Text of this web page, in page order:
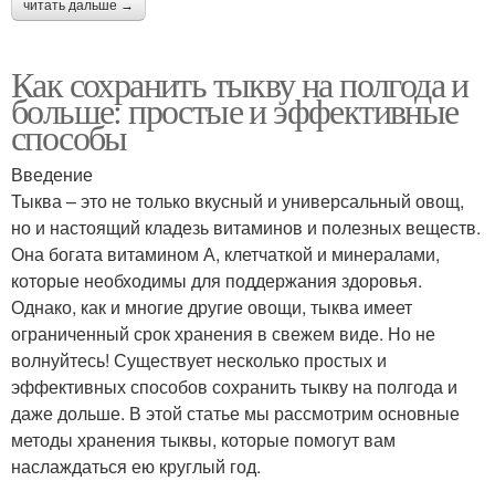
читать дальше →
Как сохранить тыкву на полгода и
больше: простые и эффективные
способы
Введение
Тыква – это не только вкусный и универсальный овощ,
но и настоящий кладезь витаминов и полезных веществ.
Она богата витамином А, клетчаткой и минералами,
которые необходимы для поддержания здоровья.
Однако, как и многие другие овощи, тыква имеет
ограниченный срок хранения в свежем виде. Но не
волнуйтесь! Существует несколько простых и
эффективных способов сохранить тыкву на полгода и
даже дольше. В этой статье мы рассмотрим основные
методы хранения тыквы, которые помогут вам
наслаждаться ею круглый год.